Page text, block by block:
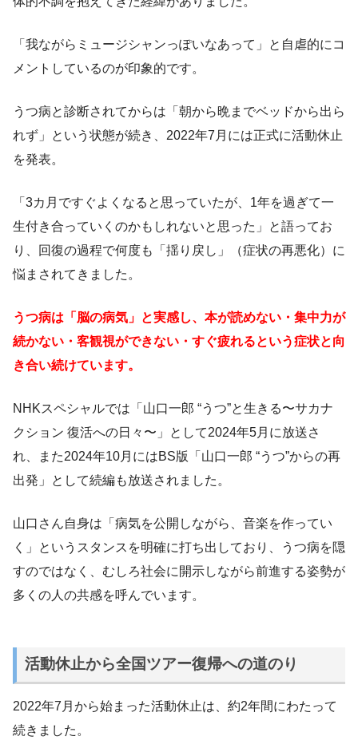
「我ながらミュージシャンっぽいなあって」と自虐的にコ
メントしているのが印象的です。
うつ病と診断されてからは「朝から晩までベッドから出ら
れず」という状態が続き、2022年7月には正式に活動休止
を発表。
「3カ月ですぐよくなると思っていたが、1年を過ぎて一
生付き合っていくのかもしれないと思った」と語ってお
り、回復の過程で何度も「揺り戻し」（症状の再悪化）に
悩まされてきました。
うつ病は「脳の病気」と実感し、本が読めない・集中力が
続かない・客観視ができない・すぐ疲れるという症状と向
き合い続けています。
NHKスペシャルでは「山口一郎 “うつ”と生きる〜サカナ
クション 復活への日々〜」として2024年5月に放送さ
れ、また2024年10月にはBS版「山口一郎 “うつ”からの再
出発」として続編も放送されました。
山口さん自身は「病気を公開しながら、音楽を作ってい
く」というスタンスを明確に打ち出しており、うつ病を隠
すのではなく、むしろ社会に開示しながら前進する姿勢が
多くの人の共感を呼んでいます。
活動休止から全国ツアー復帰への道のり
2022年7月から始まった活動休止は、約2年間にわたって
続きました。